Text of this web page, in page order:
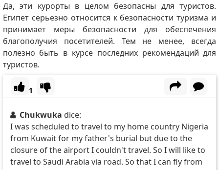
Да, эти курорты в целом безопасны для туристов.
Египет серьезно относится к безопасности туризма и
принимает меры безопасности для обеспечения
благополучия посетителей. Тем не менее, всегда
полезно быть в курсе последних рекомендаций для
туристов.
1
Chukwuka dice:
I was scheduled to travel to my home country Nigeria
from Kuwait for my father's burial but due to the
closure of the airport I couldn't travel. So I will like to
travel to Saudi Arabia via road. So that I can fly from